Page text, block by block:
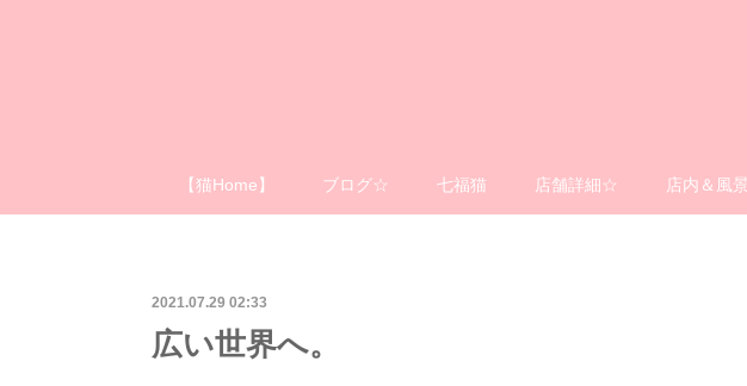
【猫Home】 ブログ☆ 七福猫 店舗詳細☆ 店内＆風景
2021.07.29 02:33
広い世界へ。